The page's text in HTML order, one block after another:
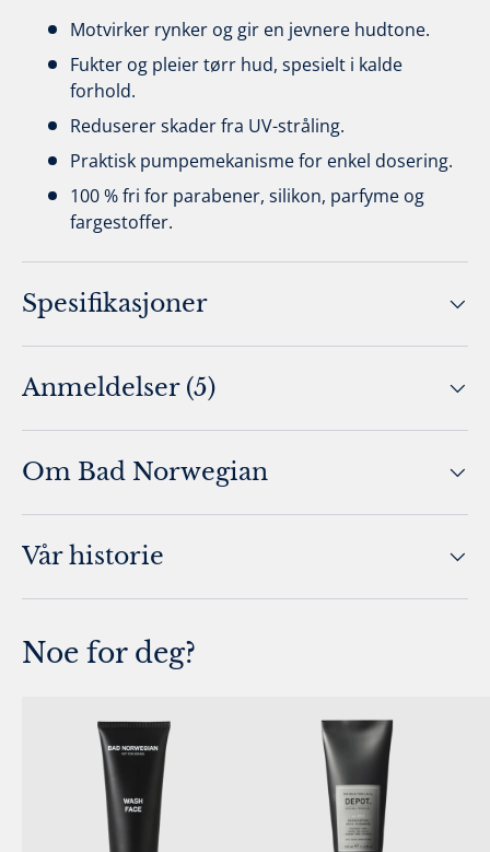
Motvirker rynker og gir en jevnere hudtone.
Fukter og pleier tørr hud, spesielt i kalde
forhold.
Reduserer skader fra UV-stråling.
Praktisk pumpemekanisme for enkel dosering.
100 % fri for parabener, silikon, parfyme og
fargestoffer.
Spesifikasjoner
Anmeldelser (5)
Om Bad Norwegian
Vår historie
Noe for deg?